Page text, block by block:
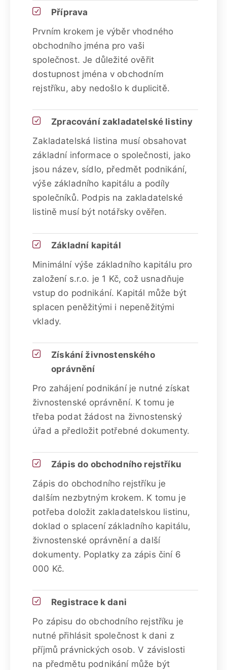
Příprava
Prvním krokem je výběr vhodného
obchodního jména pro vaši
společnost. Je důležité ověřit
dostupnost jména v obchodním
rejstříku, aby nedošlo k duplicitě.
Zpracování zakladatelské listiny
Zakladatelská listina musí obsahovat
základní informace o společnosti, jako
jsou název, sídlo, předmět podnikání,
výše základního kapitálu a podíly
společníků. Podpis na zakladatelské
listině musí být notářsky ověřen.
Základní kapitál
Minimální výše základního kapitálu pro
založení s.r.o. je 1 Kč, což usnadňuje
vstup do podnikání. Kapitál může být
splacen peněžitými i nepeněžitými
vklady.
Získání živnostenského
oprávnění
Pro zahájení podnikání je nutné získat
živnostenské oprávnění. K tomu je
třeba podat žádost na živnostenský
úřad a předložit potřebné dokumenty.
Zápis do obchodního rejstříku
Zápis do obchodního rejstříku je
dalším nezbytným krokem. K tomu je
potřeba doložit zakladatelskou listinu,
doklad o splacení základního kapitálu,
živnostenské oprávnění a další
dokumenty. Poplatky za zápis činí 6
000 Kč.
Registrace k dani
Po zápisu do obchodního rejstříku je
nutné přihlásit společnost k dani z
příjmů právnických osob. V závislosti
na předmětu podnikání může být